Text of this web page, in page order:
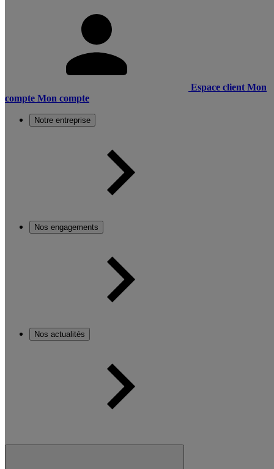
Espace client Mon
compte Mon compte
Notre entreprise
Nos engagements
Nos actualités